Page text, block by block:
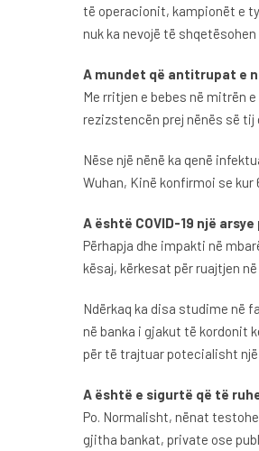
të operacionit, kampionët e
nuk ka nevojë të
A mundet që antitrupat e
Me rritjen e bebes në mitrën
rezizstencën prej nënës së
Nëse një nënë ka qenë
Wuhan, Kinë konfirmoi se kur
A është COVID-19 një
Përhapja dhe impakti në
kësaj, kërkesat për ruajtjen
Ndërkaq ka disa studime në
në banka i gjakut të kordonit
për të trajtuar potecialisht
A është e sigurtë që të
Po. Normalisht, nënat
gjitha bankat, private ose